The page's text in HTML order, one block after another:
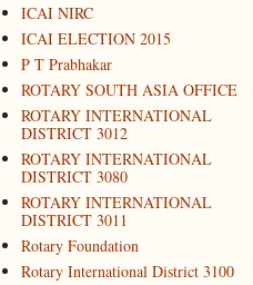
ICAI NIRC
ICAI ELECTION 2015
P T Prabhakar
ROTARY SOUTH ASIA OFFICE
ROTARY INTERNATIONAL
DISTRICT 3012
ROTARY INTERNATIONAL
DISTRICT 3080
ROTARY INTERNATIONAL
DISTRICT 3011
Rotary Foundation
Rotary International District 3100